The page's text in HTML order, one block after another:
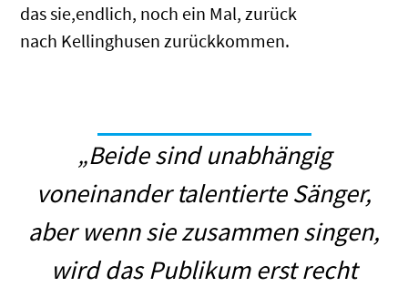
das sie,endlich, noch ein Mal, zurück
nach Kellinghusen zurückkommen.
„Beide sind unabhängig
voneinander talentierte Sänger,
aber wenn sie zusammen singen,
wird das Publikum erst recht